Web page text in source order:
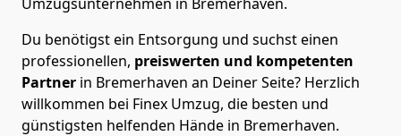
Du benötigst ein Entsorgung und suchst einen
professionellen, preiswerten und kompetenten
Partner in Bremer­haven an Deiner Seite? Herzlich
willkommen bei Finex Umzug, die besten und
günstigsten helfenden Hände in Bremer­haven.